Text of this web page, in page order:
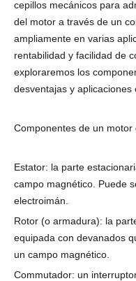
cepillos mecánicos para
del motor a través de un
ampliamente en varias
rentabilidad y facilidad de
exploraremos los
desventajas y aplicaciones
Componentes de un motor
Estator: la parte
campo magnético. Puede
electroimán.
Rotor (o armadura): la
equipada con devanados
un campo magnético.
Commutador: un